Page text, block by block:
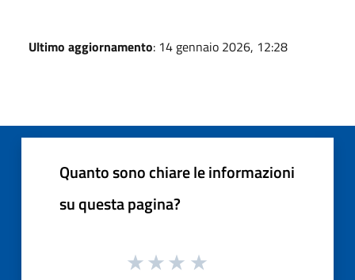
Ultimo aggiornamento: 14 gennaio 2026, 12:28
Quanto sono chiare le informazioni
su questa pagina?